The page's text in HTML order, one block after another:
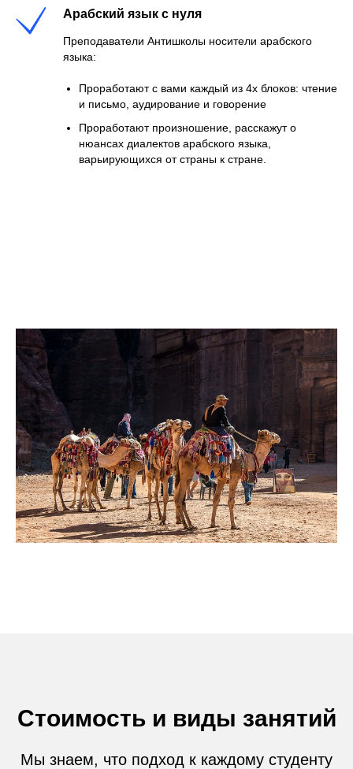
Арабский язык с нуля
Преподаватели Антишколы носители арабского
языка:
Проработают с вами каждый из 4х блоков: чтение
и письмо, аудирование и говорение
Проработают произношение, расскажут о
нюансах диалектов арабского языка,
варьирующихся от страны к стране.
Стоимость и виды занятий
Мы знаем, что подход к каждому студенту